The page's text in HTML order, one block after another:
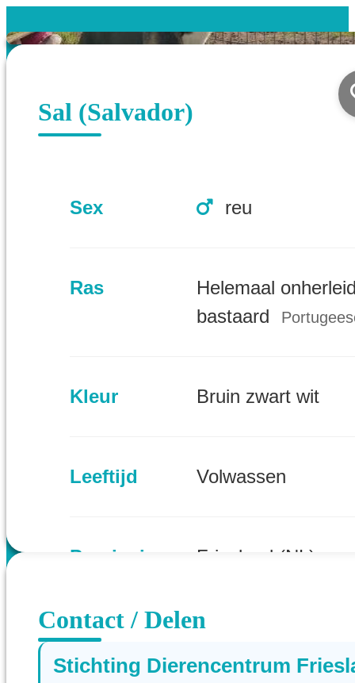
Sal (Salvador)
Sex reu
Ras
Helemaal
bastaard
Kleur Bruin zwart wit
Leeftijd Volwassen
Provincie Friesland (NL)
Contact / Delen
Stichting Dierencentrum